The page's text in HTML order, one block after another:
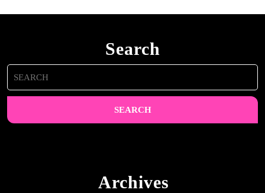
Search
Search
for:
Archives